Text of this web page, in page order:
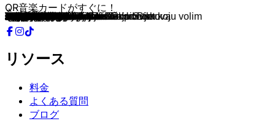
Kad zamirišu jorgovani
Ako ima Boga
DJurdjevdan je, a ja nisam s onom koju volim
Čik pogodi
Luda za tobom
Nema bolje
Sve Još Miriše Na Nju
Ispočetka
Ti si mi u krvi
Sava i Dunav
Prvi poljubac
Hej, Zoro Ne Svani
Totalna Anestezija
Moje Zlato
La Miami
Euforija
100%
Mišići
Zal
Sinoć Sam Pola Kafane Popio
Ej, od kad sam se rodio
Lopov
Usne boje vina
Zidovi
Tako Mlada
Je L' Sarajevo Gdje Je Nekad Bilo
Crno i zlatno
Šampanjac
Ja Neću Da Ga Vidim
Zelene Su Bile Oči Te
Klinka
Forza
Hrvatska Zastava
E, Moj Narode
Lijepa Li Si
Ne boj se
Dajem ti rič
8 Slova
Moja Domovina
Srce Vatreno
Dobro Jutro
Cvit Od Kamena
Vamos a la Playa
Igraj Moja Hrvatska
Neopisivo
Geni Kameni
Bojna Čavoglave
Pukni, Puško
Lupi Petama, Reci Sve Za Hrvatsku
Sigue
Moje leto
Zivim Da Te Volim
Gajba puna piva
Samo Je Ljubav Tajna Dvaju Svjetova
Temperatura
Slucajno
Moja Malena
Zamalo Tvoj
Kraljica trotoara
Que Dirá?
Ne Koci
Snovi Od Stakla
Ako Neko Pita
Od Ljubavi Jače
Nađi Novu Ljubav
Cipele
Ima Mnogo Zena I Kafana
Ma Pusti Ponos
Mustuluk
Italiana
Brad Pitt
Uno Momento
Luda Kuća
Prijatelji
Anica-Kninska Kraljica
Rodjen Spreman
Slavija
Sude Mi
Neću Izdat Ja
Kada Žene Tulumare
Pariske kapije
Samo Ovu Noć
Na prvi pogled
Sad i zauvek
Kad Si Rekla Da Me Voliš
Dodir neba
Nema me
Pricala Si
Kljuc
Lazov notorni
Bio Si Mi Drag
Tri Čaše
Moja Hercegovina
Koktel ljubavi
Alkohola Litar
Otkad Tebe Znam
Ti mene ne voliš
Afrika
Dodji sebi
Teci Mi Kroz Vene
QR音楽カードがすぐに！
リソース
料金
よくある質問
ブログ